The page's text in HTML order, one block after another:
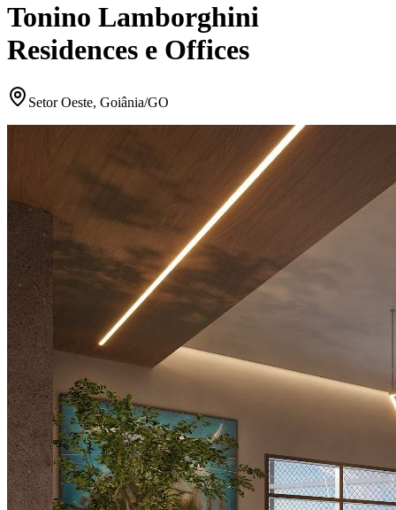
Tonino Lamborghini
Residences e Offices
Setor Oeste, Goiânia/GO